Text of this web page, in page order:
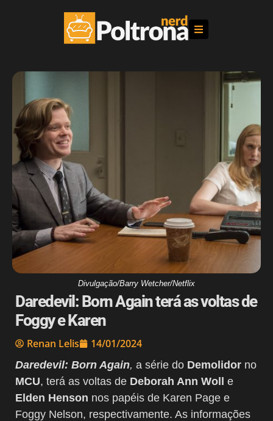
Divulgação/Barry Wetcher/Netflix
Daredevil: Born Again terá as voltas de
Foggy e Karen
Renan Lelis 14/01/2024
Daredevil: Born Again, a série do Demolidor no
MCU, terá as voltas de Deborah Ann Woll e
Elden Henson nos papéis de Karen Page e
Foggy Nelson, respectivamente. As informações